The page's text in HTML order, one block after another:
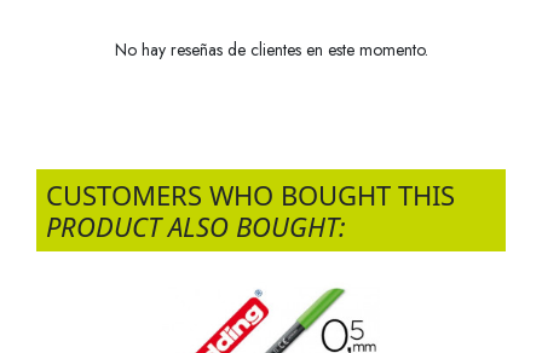
No hay reseñas de clientes en este momento.
CUSTOMERS WHO BOUGHT THIS
PRODUCT ALSO BOUGHT: